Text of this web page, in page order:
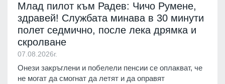
Млад пилот към Радев: Чичо Румене,
здравей! Службата минава в 30 минути
полет седмично, после лека дрямка и
скролване
07.08.2026г.
Онези закръглени и побелели пенсии се оплакват, че
не могат да смогнат да летят и да оправят